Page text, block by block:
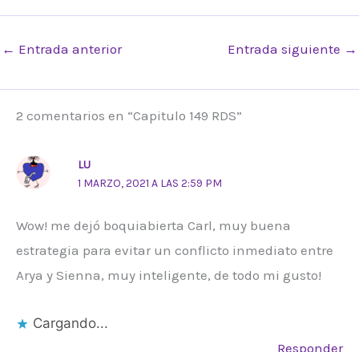
← Entrada anterior Entrada siguiente →
2 comentarios en “Capitulo 149 RDS”
LU
1 MARZO, 2021 A LAS 2:59 PM
Wow! me dejó boquiabierta Carl, muy buena
estrategia para evitar un conflicto inmediato entre
Arya y Sienna, muy inteligente, de todo mi gusto!
Cargando...
Responder